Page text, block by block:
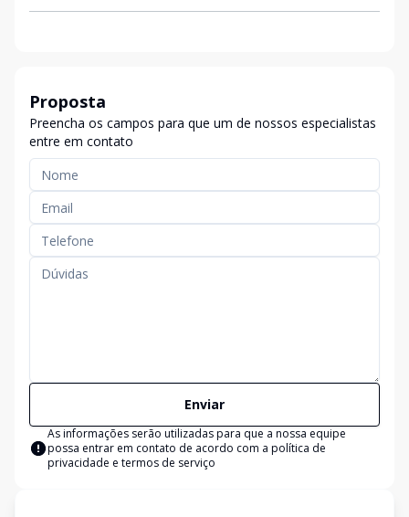
Proposta
Preencha os campos para que um de nossos especialistas
entre em contato
Enviar
As informações serão utilizadas para que a nossa equipe
possa entrar em contato de acordo com a política de
privacidade e termos de serviço